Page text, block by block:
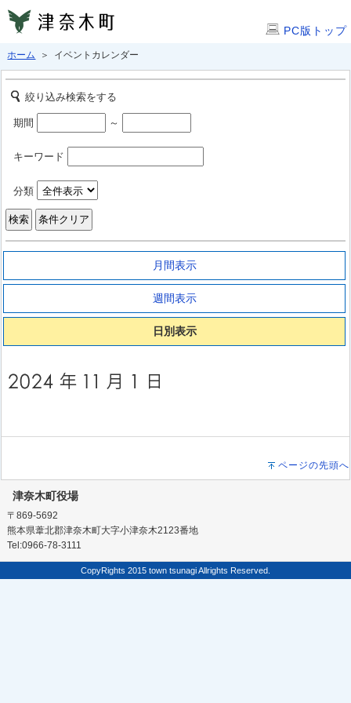
PC版トップ
ホーム ＞ イベントカレンダー
絞り込み検索をする
期間 ～
キーワード
分類
月間表示
週間表示
日別表示
ページの先頭へ
津奈木町役場
〒869-5692
熊本県葦北郡津奈木町大字小津奈木2123番地
Tel:0966-78-3111
CopyRights 2015 town tsunagi Allrights Reserved.